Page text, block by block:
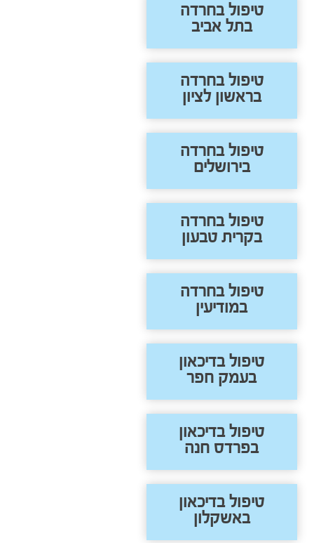
טיפול בחרדה
בתל אביב
טיפול בחרדה
בראשון לציון
טיפול בחרדה
בירושלים
טיפול בחרדה
בקרית טבעון
טיפול בחרדה
במודיעין
טיפול בדיכאון
בעמק חפר
טיפול בדיכאון
בפרדס חנה
טיפול בדיכאון
באשקלון